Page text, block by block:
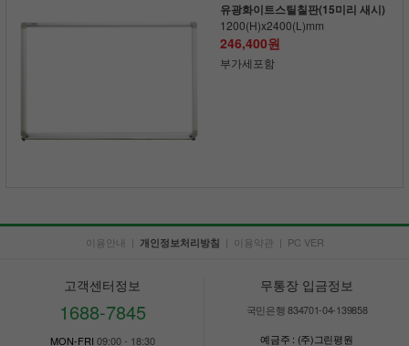
유광화이트스틸칠판(15미리 새시)
1200(H)x2400(L)mm
246,400원
부가세포함
이용안내 | 개인정보처리방침 | 이용약관 | PC VER
고객센터정보
1688-7845
MON-FRI 09:00 - 18:30
무통장 입금정보
국민은행 834701-04-139858
예금주 : (주)그린평원